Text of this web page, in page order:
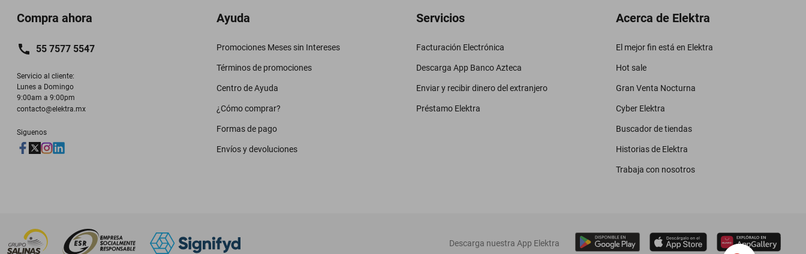
Compra ahora
55 7577 5547
Servicio al cliente:
Lunes a Domingo
9:00am a 9:00pm
contacto@elektra.mx
Siguenos
Ayuda
Promociones Meses sin Intereses
Términos de promociones
Centro de Ayuda
¿Cómo comprar?
Formas de pago
Envíos y devoluciones
Servicios
Facturación Electrónica
Descarga App Banco Azteca
Enviar y recibir dinero del extranjero
Préstamo Elektra
Acerca de Elektra
El mejor fin está en Elektra
Hot sale
Gran Venta Nocturna
Cyber Elektra
Buscador de tiendas
Historias de Elektra
Trabaja con nosotros
‎ Descarga nuestra App Elektra